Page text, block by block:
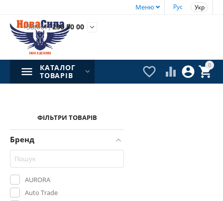
Рус Укр
Меню
+38(067)230 50 00 
0


 
КАТАЛОГ
ТОВАРІВ
ФІЛЬТРИ ТОВАРІВ
Бренд
AURORA
Auto Trade